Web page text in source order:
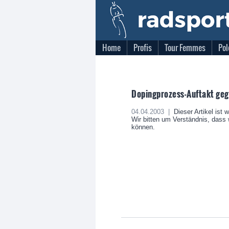
Home Profis Tour Femmes
Dopingprozess-Auftakt
04.04.2003 |
Dieser Artikel ist
Wir bitten um Verständnis, dass
können.